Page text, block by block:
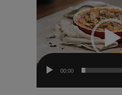
00:00